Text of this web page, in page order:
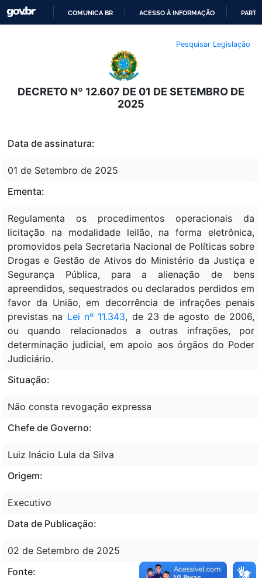
O
CONTEÚDO
COMUNICA BR ACESSO À INFORMAÇÃO
Pesquisar Legislação
DECRETO Nº 12.607 DE 01 DE SETEMBRO DE
2025
Data de assinatura:
01 de Setembro de 2025
Ementa:
Regulamenta os procedimentos operacionais da
licitação na modalidade leilão, na forma eletrônica,
promovidos pela Secretaria Nacional de Políticas sobre
Drogas e Gestão de Ativos do Ministério da Justiça e
Segurança Pública, para a alienação de bens
apreendidos, sequestrados ou declarados perdidos em
favor da União, em decorrência de infrações penais
previstas na Lei nº 11.343, de 23 de agosto de 2006,
ou quando relacionados a outras infrações, por
determinação judicial, em apoio aos órgãos do Poder
Judiciário.
Situação:
Não consta revogação expressa
Chefe de Governo:
Luiz Inácio Lula da Silva
Origem:
Executivo
Data de Publicação:
02 de Setembro de 2025
Fonte: